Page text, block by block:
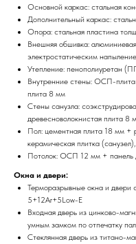
Основной каркас: стальная
Дополнительный каркас:
Опора: стальная пластина
Внешняя обшивка:
электростатическим
Утепление: пенополиуретан
Внутренние стены: ОСП-плита
плита 8 мм
Стены санузла:
древесноволокнистая плита 8
Пол: цементная плита 18 мм
керамическая плитка
Потолок: ОСП 12 мм + панель
Окна и двери:
Терморазрывные окна и двери
5+12Ar+5Low-E
Входная дверь из цинково-
умным замком по отпечатку
Стеклянная дверь из титано-